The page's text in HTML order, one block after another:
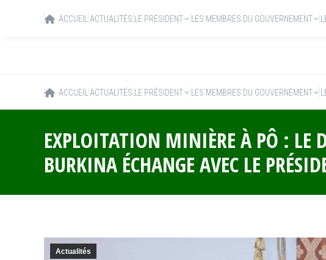
ACCUEIL ACTUALITÉS LE PRÉSIDENT LES MEMBRES DU GOUVERNEMENT
EXPLOITATION MINIÈRE À PÔ : LE
BURKINA ÉCHANGE AVEC LE
Actualités
ACCUEIL ACTUALITÉS LE PRÉSIDENT LES MEMBRES DU GOUVERNEMENT